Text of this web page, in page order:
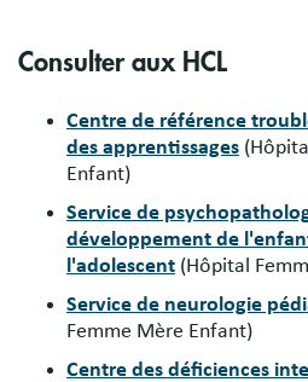
Consulter aux HCL
Centre de référence
des apprentissages
Enfant)
Service de
développement de
l'adolescent (Hôpital
Service de neurologie
Femme Mère Enfant)
Centre des déficiences